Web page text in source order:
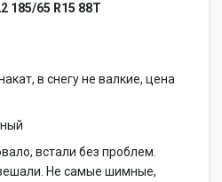
185/65 R15 88T
в снегу не валкие, цена
встали без проблем.
Не самые шимные,